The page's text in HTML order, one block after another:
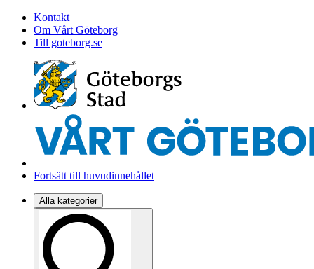
Kontakt
Om Vårt Göteborg
Till goteborg.se
Fortsätt till huvudinnehållet
Alla kategorier